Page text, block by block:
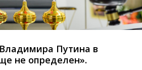
Путина в
не определен».